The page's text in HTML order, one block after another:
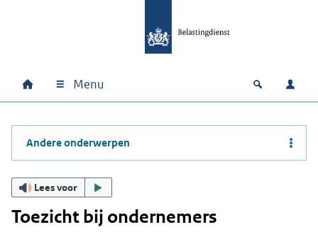
Hoofdnavigatie
Home Menu Open
Andere onderwerpen
Lees voor
Toezicht bij ondernemers